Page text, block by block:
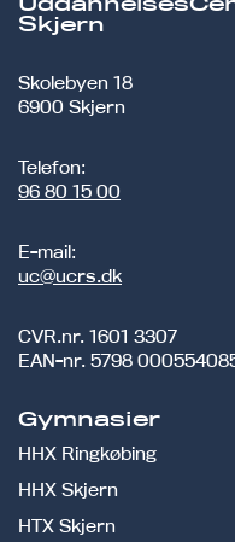
Skjern
Skolebyen 18
6900 Skjern
Telefon:
96 80 15 00
E-mail:
uc@ucrs.dk
CVR.nr. 1601 3307
EAN-nr. 5798
Gymnasier
HHX Ringkøbing
HHX Skjern
HTX Skjern